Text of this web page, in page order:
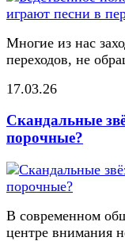
Многие из нас
переходов, не
17.03.26
Скандальные
порочные?
В современном
центре внимания